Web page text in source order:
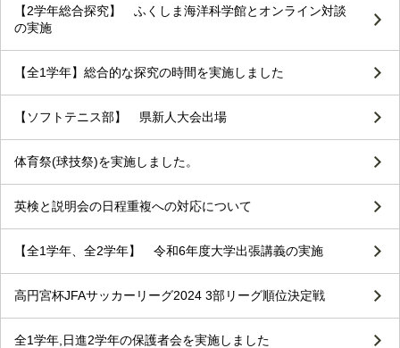
【2学年総合探究】 ふくしま海洋科学館とオンライン対談
の実施
【全1学年】総合的な探究の時間を実施しました
【ソフトテニス部】 県新人大会出場
体育祭(球技祭)を実施しました。
英検と説明会の日程重複への対応について
【全1学年、全2学年】 令和6年度大学出張講義の実施
高円宮杯JFAサッカーリーグ2024 3部リーグ順位決定戦
全1学年,日進2学年の保護者会を実施しました